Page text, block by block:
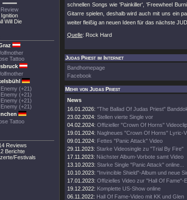
Review
Ignition
Will Die
Tattoo
(+21)
(+21)
(+21)
(+21)
Tattoo
Reviews
Berichte
Festivals
schnellen Songs wie 'Painkiller', 'Freewheel
Gitarre spielen, deshalb wird auch mit uns ein
weiter fleißig an neuen Ideen für das nächste
Quelle: Rock Hard
Judas Priest im Internet
Bandhomepage
Facebook
Mehr von Judas Priest
News
16.01.2026: "The Ballad Of Judas Priest"
23.02.2024: Stellen vierte Single vor
04.02.2024: Offizieller "Crown Of Horns" Videoclip
19.01.2024: Naglneues "Crown Of Horns" Lyric-
09.01.2024: Fettes "Panic Attack" Video
29.11.2023: Starke Videosingle zu "Trial By Fire"
17.11.2023: Nächster Album-Vorbote samt Video
13.10.2023: Starke Single "Panic Attack" online...
10.10.2023: "Invincible Shield"-Album und neue
17.01.2023: Offizielles Video zur "Hall Of Fame"-
19.12.2022: Komplette US-Show online
06.11.2022: Hall Of Fame-Video mit KK und Glen